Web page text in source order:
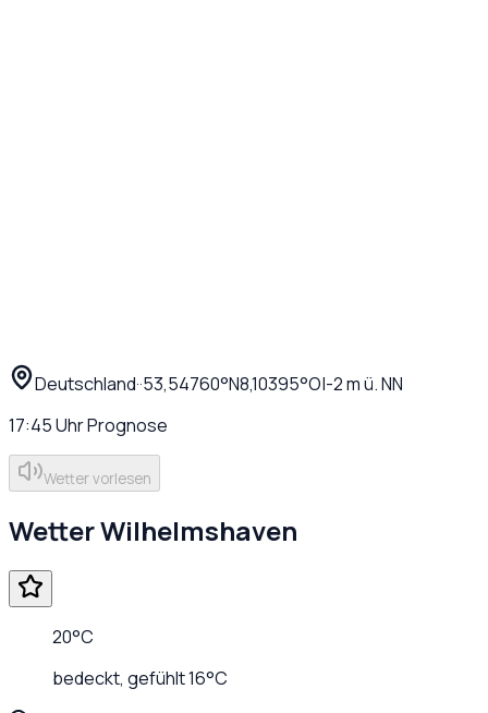
Deutschland··53,54760°N8,10395°O|-2m ü. NN
17:45UhrPrognose
Wetter vorlesen
WetterWilhelmshaven
20°C
bedeckt, gefühlt16°C